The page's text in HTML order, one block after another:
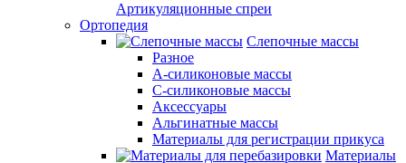
Артикуляционные спреи
Ортопедия
Слепочные массы
Разное
А-силиконовые массы
С-силиконовые массы
Аксессуары
Альгинатные массы
Материалы для регистрации прикуса
Материалы